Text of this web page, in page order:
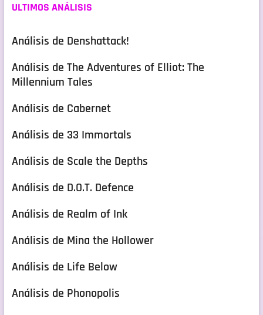
ULTIMOS ANÁLISIS
Análisis de Denshattack!
Análisis de The Adventures of Elliot: The
Millennium Tales
Análisis de Cabernet
Análisis de 33 Immortals
Análisis de Scale the Depths
Análisis de D.O.T. Defence
Análisis de Realm of Ink
Análisis de Mina the Hollower
Análisis de Life Below
Análisis de Phonopolis